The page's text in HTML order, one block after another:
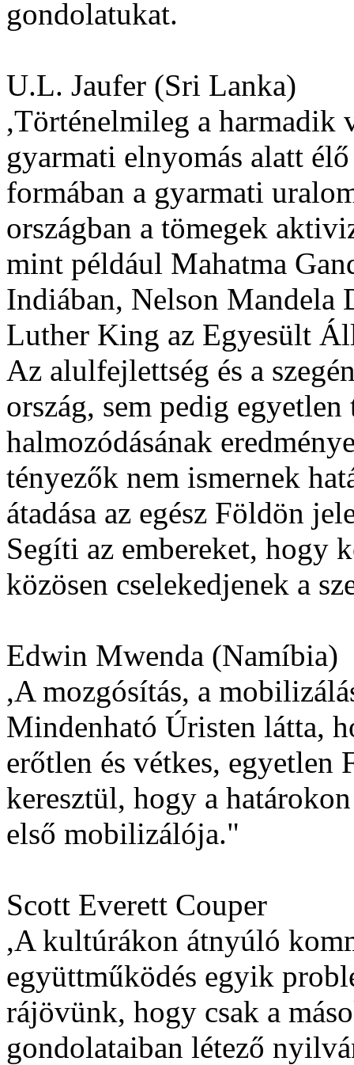
gondolatukat.
U.L. Jaufer (Sri Lanka)
,Történelmileg a harmadik
gyarmati elnyomás alatt
formában a gyarmati
országban a tömegek
mint például Mahatma
Indiában, Nelson
Luther King az Egyesült
Az alulfejlettség és a
ország, sem pedig
halmozódásának
tényezők nem ismernek
átadása az egész Földön
Segíti az embereket, hogy
közösen cselekedjenek a
Edwin Mwenda (Namíbia)
,A mozgósítás, a
Mindenható Úristen látta,
erőtlen és vétkes, egyetlen
keresztül, hogy a
első mobilizálója."
Scott Everett Couper
,A kultúrákon átnyúló
együttműködés egyik
rájövünk, hogy csak a
gondolataiban létező